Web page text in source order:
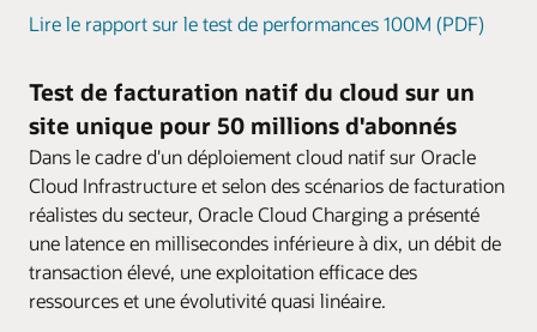
tarification peuvent également être étendues
Dons
SMS, des données et d'autres ressources à
d'autres clients, avec des règles de validité et
de compartiment de solde flexibles et des
frais de service.
Lire le rapport sur le test de performances 100M (PDF)
Test de facturation natif du cloud sur un
site unique pour 50 millions d'abonnés
Dans le cadre d'un déploiement cloud natif sur Oracle
Cloud Infrastructure et selon des scénarios de facturation
réalistes du secteur, Oracle Cloud Charging a présenté
une latence en millisecondes inférieure à dix, un débit de
transaction élevé, une exploitation efficace des
ressources et une évolutivité quasi linéaire.